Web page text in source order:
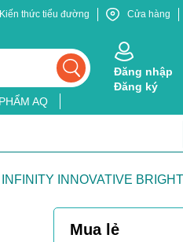
Kiến thức tiểu đường Cửa hàng
AQ
Đăng nhập
Đăng ký
INNOVATIVE
Mua lẻ